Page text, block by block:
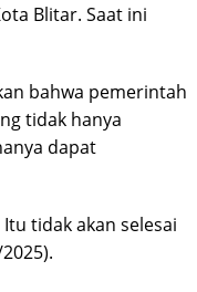
Blitar. Saat ini
bahwa pemerintah
tidak hanya
dapat
tidak akan selesai